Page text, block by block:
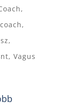
,
,
,
, Vagus